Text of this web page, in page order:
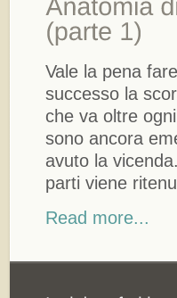
Vale la pena
successo la
che va oltre
sono ancora
avuto la
parti viene
Read more...